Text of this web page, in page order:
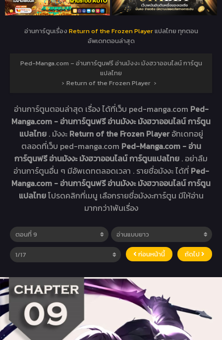
อ่านการ์ตูนเรื่อง Return of the Frozen Playerแปลไทย ทุกตอน
อัพเดทตอนล่าสุด
Ped-Manga.com – อ่านการ์ตูนฟรี อ่านมังงะ มังฮวาออนไลน์ การ์ตูน
แปลไทย
› Return of the Frozen Player ›
อ่านการ์ตูนตอนล่าสุด เรื่องได้ที่เว็บ ped-manga.com Ped-
Manga.com - อ่านการ์ตูนฟรี อ่านมังงะ มังฮวาออนไลน์ การ์ตูน
แปลไทย . มังงะ Return of the Frozen Player อัทเดทอยู่
ตลอดที่เว็บ ped-manga.com Ped-Manga.com - อ่าน
การ์ตูนฟรี อ่านมังงะ มังฮวาออนไลน์ การ์ตูนแปลไทย . อย่าลืม
อ่านการ์ตูนอื่น ๆ มีอัพเดทตลอดเวลา . รายชื่อมังงะ ได้ที่ Ped-
Manga.com - อ่านการ์ตูนฟรี อ่านมังงะ มังฮวาออนไลน์ การ์ตูน
แปลไทยโปรดคลิกที่เมนู เลือกรายชื่อมังงะการ์ตูน มีให้อ่าน
มากกว่า1พันเรื่อง
ก่อนหน้านี้ ถัดไป